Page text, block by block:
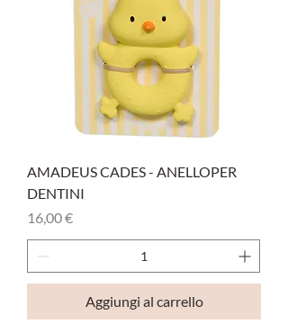
AMADEUS CADES - ANELLOPER
DENTINI
Prezzo
16,00 €
Aggiungi al carrello